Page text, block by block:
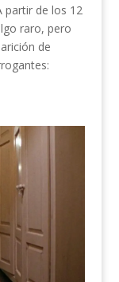
partir de los 12
raro, pero
de